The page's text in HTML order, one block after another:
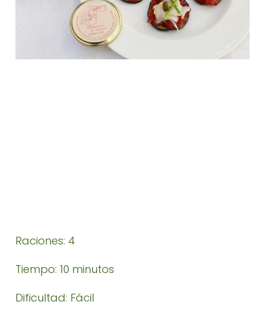
Raciones: 4
Tiempo: 10 minutos
Dificultad: Fácil